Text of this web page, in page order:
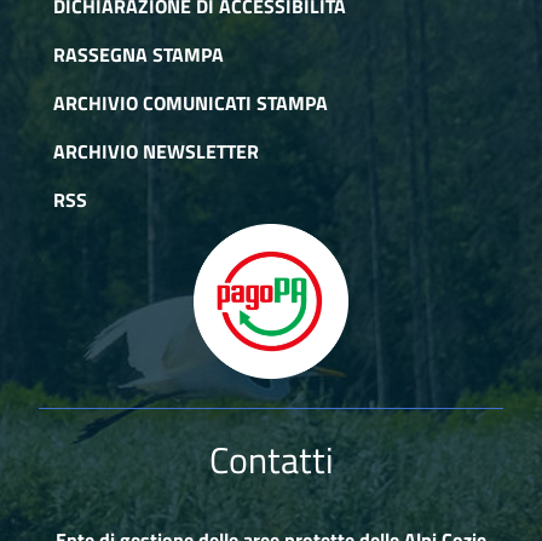
DICHIARAZIONE DI ACCESSIBILITÀ
RASSEGNA STAMPA
ARCHIVIO COMUNICATI STAMPA
ARCHIVIO NEWSLETTER
RSS
Contatti